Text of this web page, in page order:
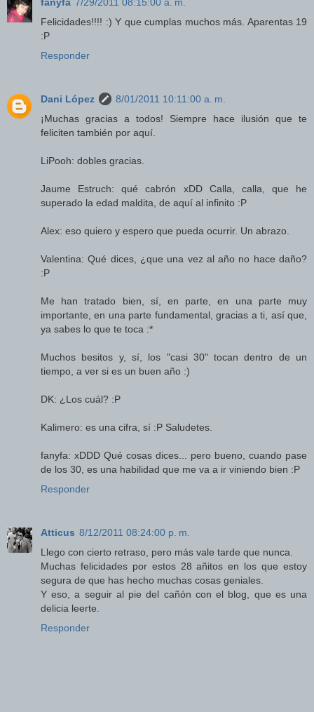
fanyfa 7/29/2011 08:15:00 a. m.
Felicidades!!!! :) Y que cumplas muchos más. Aparentas 19
:P
Responder
Dani López
8/01/2011 10:11:00 a. m.
¡Muchas gracias a todos! Siempre hace ilusión que te
feliciten también por aquí.
LiPooh: dobles gracias.
Jaume Estruch: qué cabrón xDD Calla, calla, que he
superado la edad maldita, de aquí al infinito :P
Alex: eso quiero y espero que pueda ocurrir. Un abrazo.
Valentina: Qué dices, ¿que una vez al año no hace daño?
:P
Me han tratado bien, sí, en parte, en una parte muy
importante, en una parte fundamental, gracias a ti, así que,
ya sabes lo que te toca :*
Muchos besitos y, sí, los "casi 30" tocan dentro de un
tiempo, a ver si es un buen año :)
DK: ¿Los cuál? :P
Kalimero: es una cifra, sí :P Saludetes.
fanyfa: xDDD Qué cosas dices... pero bueno, cuando pase
de los 30, es una habilidad que me va a ir viniendo bien :P
Responder
Atticus 8/12/2011 08:24:00 p. m.
Llego con cierto retraso, pero más vale tarde que nunca.
Muchas felicidades por estos 28 añitos en los que estoy
segura de que has hecho muchas cosas geniales.
Y eso, a seguir al pie del cañón con el blog, que es una
delicia leerte.
Responder